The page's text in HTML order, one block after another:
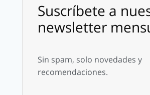
Suscríbete a
newsletter
Sin spam, solo novedades y
recomendaciones.